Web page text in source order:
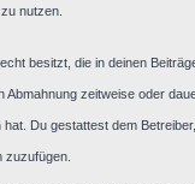
nutzen.
besitzt, die in deinen
zeitweise oder
Du gestattest dem
zuzufügen.